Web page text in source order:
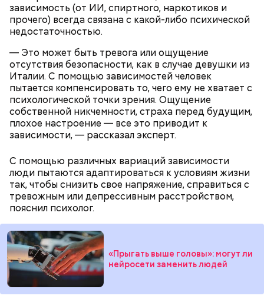
зависимость (от ИИ, спиртного, наркотиков и
прочего) всегда связана с какой-либо психической
недостаточностью.
— Это может быть тревога или ощущение
отсутствия безопасности, как в случае девушки из
Италии. С помощью зависимостей человек
пытается компенсировать то, чего ему не хватает с
психологической точки зрения. Ощущение
собственной никчемности, страха перед будущим,
плохое настроение — все это приводит к
зависимости, — рассказал эксперт.
С помощью различных вариаций зависимости
люди пытаются адаптироваться к условиям жизни
так, чтобы снизить свое напряжение, справиться с
тревожным или депрессивным расстройством,
пояснил психолог.
«Прыгать выше головы»: могут ли
нейросети заменить людей
— Кабачки нужно натереть длинными слайсами
(это можно сделать на специальной терке),
похожими на спагетти, и уложить в противень.
Дальше нужно добавить немного растительного
масла, соль, а сверху бросить хаотично
порезанную брынзу. Затем добавляются помидоры
черри или грунтовые, — рассказал шеф-повар.
Противень ставится в духовку, разогретую до 180–
190 градусов. Спагетти из кабачка нужно запекать
25–30 минут.
Также не нужно есть дыню до корки, потому что
тщательно ее мыть, чтобы не отравиться, добавила
собеседница «ВМ».